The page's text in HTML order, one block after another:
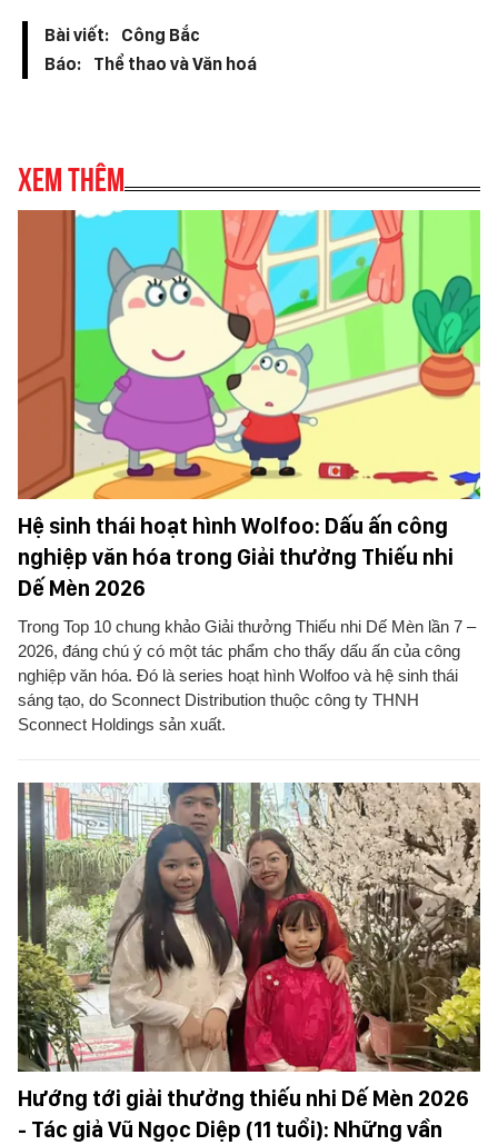
Bài viết:
Công Bắc
Báo:
Thể thao và Văn hoá
Xem thêm
Hệ sinh thái hoạt hình Wolfoo: Dấu ấn công
nghiệp văn hóa trong Giải thưởng Thiếu nhi
Dế Mèn 2026
Trong Top 10 chung khảo Giải thưởng Thiếu nhi Dế Mèn lần 7 –
2026, đáng chú ý có một tác phẩm cho thấy dấu ấn của công
nghiệp văn hóa. Đó là series hoạt hình Wolfoo và hệ sinh thái
sáng tạo, do Sconnect Distribution thuộc công ty THNH
Sconnect Holdings sản xuất.
Hướng tới giải thưởng thiếu nhi Dế Mèn 2026
- Tác giả Vũ Ngọc Diệp (11 tuổi): Những vần